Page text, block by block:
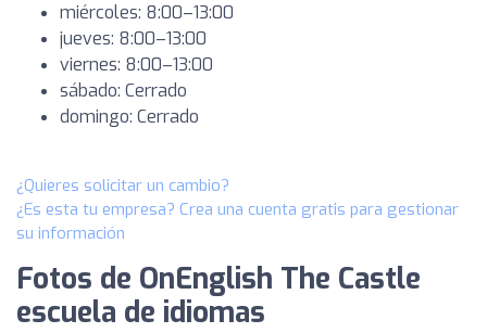
miércoles: 8:00–13:00
jueves: 8:00–13:00
viernes: 8:00–13:00
sábado: Cerrado
domingo: Cerrado
¿Quieres solicitar un cambio?
¿Es esta tu empresa? Crea una cuenta gratis para gestionar
su información
Fotos de OnEnglish The Castle
escuela de idiomas